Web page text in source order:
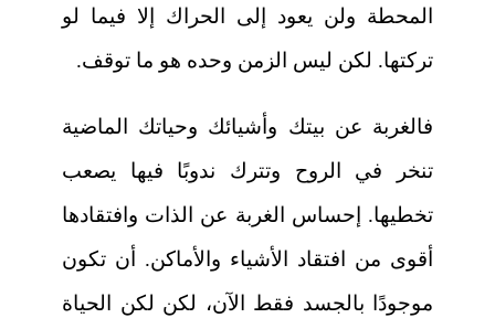
المحطة ولن يعود إلى الحراك إلا فيما لو
تركتها. لكن ليس الزمن وحده هو ما توقف.
فالغربة عن بيتك وأشيائك وحياتك الماضية
تنخر في الروح وتترك ندوبًا فيها يصعب
تخطيها. إحساس الغربة عن الذات وافتقادها
أقوى من افتقاد الأشياء والأماكن. أن تكون
موجودًا بالجسد فقط الآن، لكن لكن الحياة